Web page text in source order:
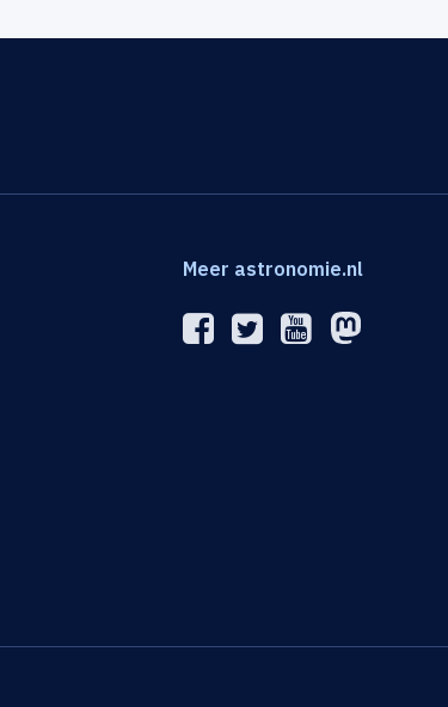
Meer astronomie.nl